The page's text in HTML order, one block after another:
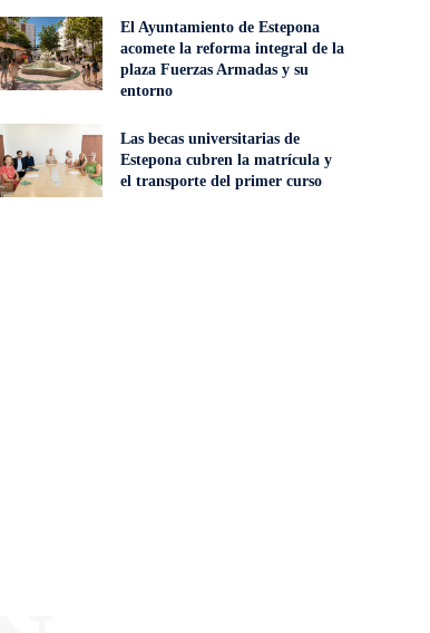
El Ayuntamiento de Estepona
acomete la reforma integral de la
plaza Fuerzas Armadas y su
entorno
Las becas universitarias de
Estepona cubren la matrícula y
el transporte del primer curso